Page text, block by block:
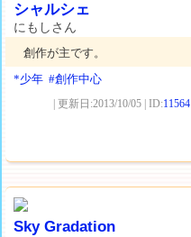
シャルシェ
にもしさん
創作が主です。
*少年 #創作中心
| 更新日:2013/10/05 | ID:11564
Sky Gradation